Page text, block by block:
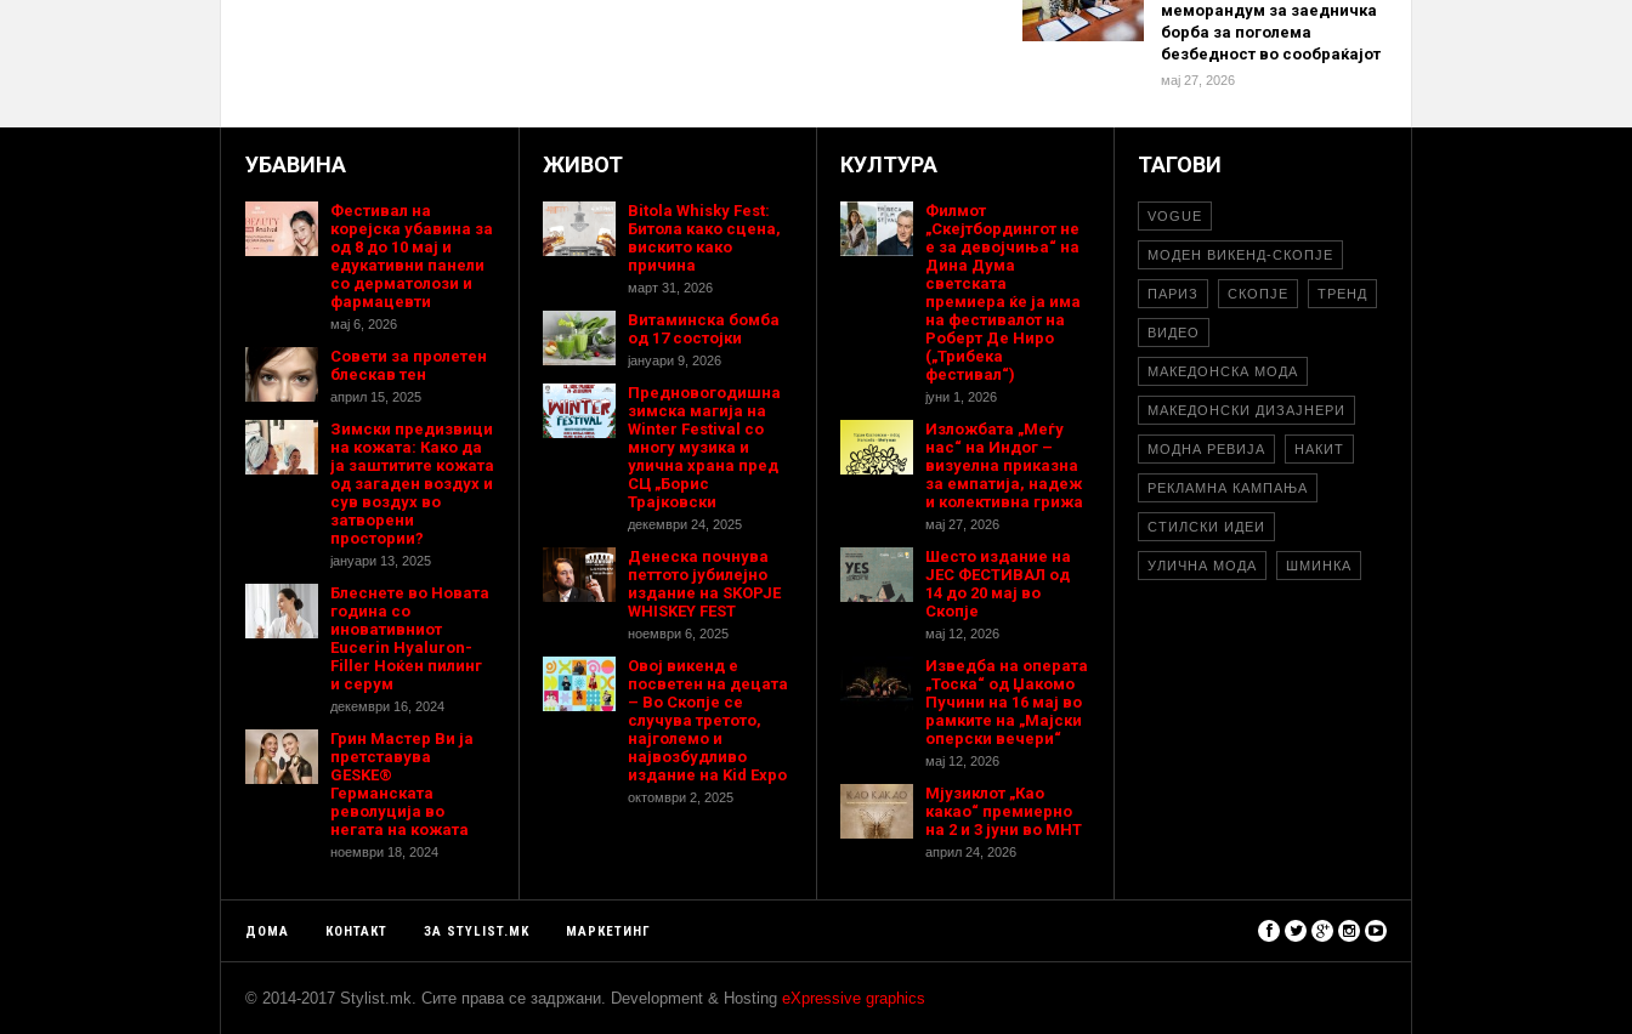
меморандум за заедничка
борба за поголема
безбедност во сообраќајот
мај 27, 2026
УБАВИНА
Фестивал на
корејска убавина за
од 8 до 10 мај и
едукативни панели
со дерматолози и
фармацевти
мај 6, 2026
Совети за пролетен
блескав тен
април 15, 2025
Зимски предизвици
на кожата: Како да
ја заштитите кожата
од загаден воздух и
сув воздух во
затворени
простории?
јануари 13, 2025
Блеснете во Новата
година со
иновативниот
Eucerin Hyaluron-
Filler Ноќен пилинг
и серум
декември 16, 2024
Грин Мастер Ви ја
претставува
GESKE®
Германската
револуција во
негата на кожата
ноември 18, 2024
ЖИВОТ
Bitola Whisky Fest:
Битола како сцена,
вискито како
причина
март 31, 2026
Витаминска бомба
од 17 состојки
јануари 9, 2026
Предновогодишнa
зимска магија на
Winter Festival со
многу музика и
улична храна пред
СЦ „Борис
Трајковски
декември 24, 2025
Денеска почнува
петтото јубилејно
издание на SKOPJE
WHISKEY FEST
ноември 6, 2025
Овој викенд е
посветен на децата
– Во Скопје се
случува третото,
најголемо и
највозбудливо
издание на Kid Expo
октомври 2, 2025
КУЛТУРА
Филмот
„Скејтбордингот не
е за девојчиња“ на
Дина Дума
светската
премиера ќе ја има
на фестивалот на
Роберт Де Ниро
(„Трибека
фестивал“)
јуни 1, 2026
Изложбата „Меѓу
нас“ на Индог –
визуелна приказна
за емпатија, надеж
и колективна грижа
мај 27, 2026
Шесто издание на
ЈЕС ФЕСТИВАЛ од
14 до 20 мај во
Скопје
мај 12, 2026
Изведба на операта
„Тоска“ од Џакомо
Пучини на 16 мај во
рамките на „Мајски
оперски вечери“
мај 12, 2026
Мјузиклот „Као
какао“ премиерно
на 2 и 3 јуни во МНТ
април 24, 2026
ТАГОВИ
VOGUE
МОДЕН ВИКЕНД-СКОПЈЕ
ПАРИЗ СКОПЈЕ ТРЕНД
ВИДЕО
МАКЕДОНСКА МОДА
МАКЕДОНСКИ ДИЗАЈНЕРИ
МОДНА РЕВИЈА НАКИТ
РЕКЛАМНА КАМПАЊА
СТИЛСКИ ИДЕИ
УЛИЧНА МОДА ШМИНКА
ДОМА КОНТАКТ ЗА STYLIST.MK МАРКЕТИНГ
© 2014-2017 Stylist.mk. Сите права се задржани. Development & Hosting eXpressive graphics